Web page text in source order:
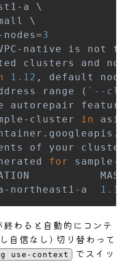
a \
\
=3
VPC-native is
clusters
1.12 , default
range
( ` --
autorepair
cluster in
of your
for
northeast1-a
わると自動的にコンテ
自信なし) 切り替わって
use-context
でスイッ